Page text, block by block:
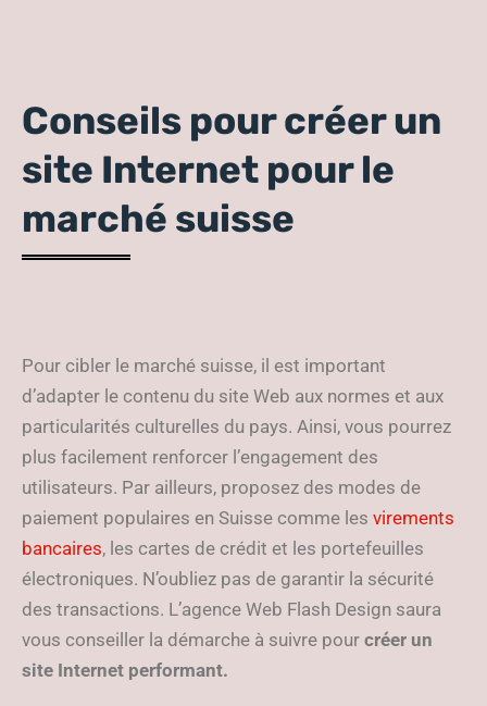
Conseils pour créer un
site Internet pour le
marché suisse
Pour cibler le marché suisse, il est important
d’adapter le contenu du site Web aux normes et aux
particularités culturelles du pays. Ainsi, vous pourrez
plus facilement renforcer l’engagement des
utilisateurs. Par ailleurs, proposez des modes de
paiement populaires en Suisse comme les virements
bancaires, les cartes de crédit et les portefeuilles
électroniques. N’oubliez pas de garantir la sécurité
des transactions. L’agence Web Flash Design saura
vous conseiller la démarche à suivre pour créer un
site Internet performant.